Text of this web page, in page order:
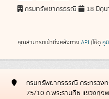
กรมทรัพยากรธรณี 18 มิถุน
คุณสามารถเข้าถึงคลังทาง API (ให้ดู คู่
กรมทรัพยากรธรณี กระทรวง
75/10 ถ.พระรามที่6 แขวงทุ่ง